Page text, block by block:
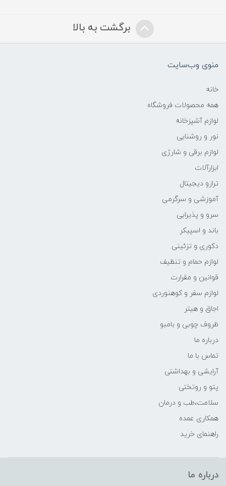
برگشت به بالا
منوی وب‌سایت
خانه
همه محصولات فروشگاه
لوازم آشپزخانه
نور و روشنایی
لوازم برقی و شارژی
ابزارآلات
ترازو دیجیتال
آموزشی و سرگرمی
سرو و پذیرایی
باند و اسپیکر
دکوری و تزئینی
لوازم حمام و تنظیف
قوانین و مقرارت
لوازم سفر و کوهنوردی
اجاق و هیتر
ظروف چوبی و بامبو
درباره ما
تماس با ما
آرایشی و بهداشتی
پتو و روتختی
سلامت،طب و درمان
همکاری عمده
راهنمای خرید
درباره ما